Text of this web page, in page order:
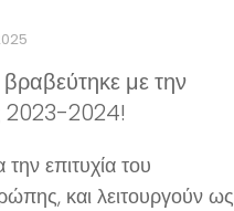
με την
2023-2024!
επιτυχία του
και λειτουργούν ως